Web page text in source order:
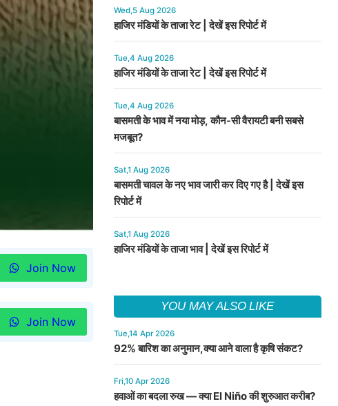
Join Now
Join Now
Wed,5 Aug 2026
हाजिर मंडियों के ताजा रेट | देखें इस रिपोर्ट में
Tue,4 Aug 2026
हाजिर मंडियों के ताजा रेट | देखें इस रिपोर्ट में
Tue,4 Aug 2026
बासमती के भाव में नया मोड़, कौन-सी वैरायटी बनी सबसे
मजबूत?
Sat,1 Aug 2026
बासमती चावल के नए भाव जारी कर दिए गए है | देखें इस
रिपोर्ट में
Sat,1 Aug 2026
हाजिर मंडियों के ताजा भाव | देखें इस रिपोर्ट में
YOU MAY ALSO LIKE
Tue,14 Apr 2026
92% बारिश का अनुमान,क्या आने वाला है कृषि संकट?
Fri,10 Apr 2026
हवाओं का बदला रुख — क्या El Niño की शुरुआत करीब?